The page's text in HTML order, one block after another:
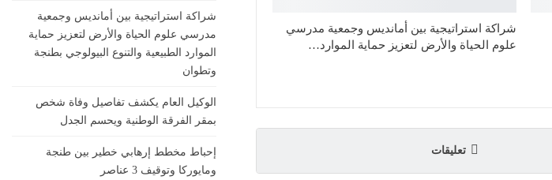
شراكة استراتيجية بين أمانديس وجمعية مدرسي
علوم الحياة والأرض لتعزيز حماية الموارد…
تعليقات
شراكة استراتيجية بين أمانديس وجمعية
مدرسي علوم الحياة والأرض لتعزيز حماية
الموارد الطبيعية والتنوع البيولوجي بطنجة
وتطوان
الوكيل العام يكشف تفاصيل وفاة شخص
بمقر الفرقة الوطنية ويحسم الجدل
إحباط مخطط إرهابي خطير بين طنجة
ومايوركا وتوقيف 3 عناصر